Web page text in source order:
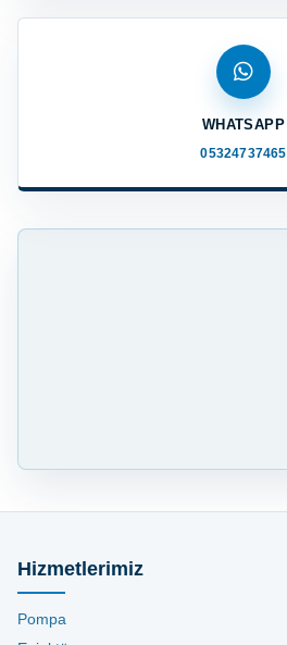
WHATSAPP
05324737465
Hizmetlerimiz
Pompa